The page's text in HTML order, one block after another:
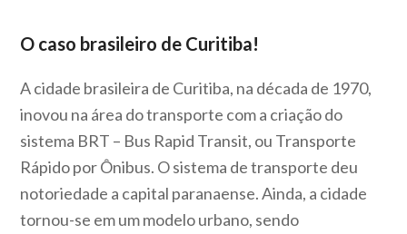
O caso brasileiro de Curitiba!
A cidade brasileira de Curitiba, na década de 1970,
inovou na área do transporte com a criação do
sistema BRT – Bus Rapid Transit, ou Transporte
Rápido por Ônibus. O sistema de transporte deu
notoriedade a capital paranaense. Ainda, a cidade
tornou-se em um modelo urbano, sendo